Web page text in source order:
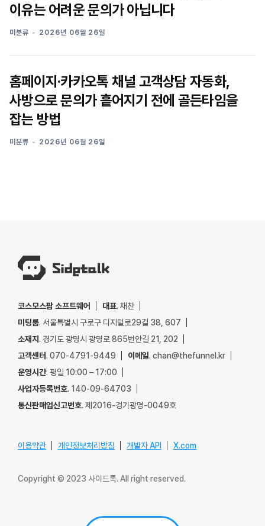
이유는 어려운 문의가 아닙니다
미분류 2026년 06월 26일
홈페이지·카카오톡 채널 고객상담 자동화,
사방으로 문의가 흩어지기 전에 골든타임을
잡는 방법
미분류 2026년 06월 26일
코스모스팜 소프트웨어 대표. 채찬
미팅룸. 서울특별시 구로구 디지털로29길 38, 607
소재지. 경기도 광명시 광명로 865번안길 21, 202
고객센터. 070-4791-9449 이메일. chan@thefunnel.kr
운영시간. 평일 10:00 – 17:00
사업자등록번호. 140-09-64703
통신판매업신고번호. 제2016-경기광명-0049호
이용약관 개인정보처리방침 개발자 API X.com
Copyright © 2023 사이드톡. All right reserved.